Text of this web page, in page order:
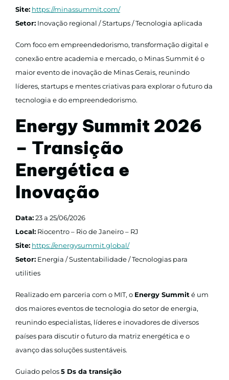
Site: https://minassummit.com/
Setor: Inovação regional / Startups / Tecnologia aplicada
Com foco em empreendedorismo, transformação digital e
conexão entre academia e mercado, o Minas Summit é o
maior evento de inovação de Minas Gerais, reunindo
líderes, startups e mentes criativas para explorar o futuro da
tecnologia e do empreendedorismo.
Energy Summit 2026
– Transição
Energética e
Inovação
Data:23 a 25/06/2026
Local: Riocentro – Rio de Janeiro – RJ
Site: https://energysummit.global/
Setor: Energia / Sustentabilidade / Tecnologias para
utilities
Realizado em parceria com o MIT, o Energy Summit é um
dos maiores eventos de tecnologia do setor de energia,
reunindo especialistas, líderes e inovadores de diversos
países para discutir o futuro da matriz energética e o
avanço das soluções sustentáveis.
Guiado pelos5 Ds da transição